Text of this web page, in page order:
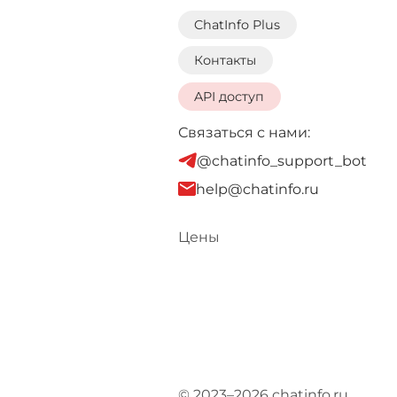
ChatInfo Plus
Контакты
API доступ
Связаться с нами:
@chatinfo_support_bot
help@chatinfo.ru
Цены